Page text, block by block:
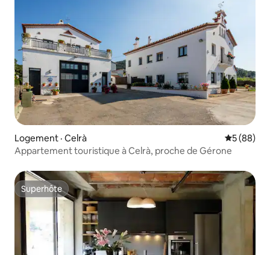
Logement · Celrà Note
5 (88)
Appartement touristique à Celrà, proche de Gérone
Superhôte
Superhôte